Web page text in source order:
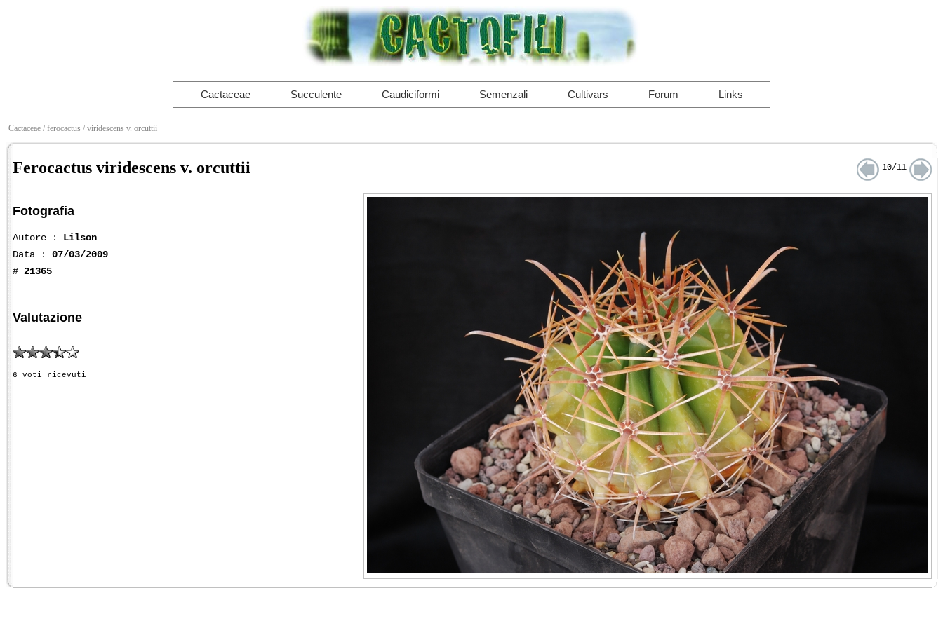
Cactaceae Succulente Caudiciformi Semenzali Cultivars Forum Links
Cactaceae / ferocactus / viridescens v. orcuttii
Ferocactus viridescens v. orcuttii 10/11
Fotografia
Autore : Lilson
Data : 07/03/2009
# 21365
Valutazione
6 voti ricevuti